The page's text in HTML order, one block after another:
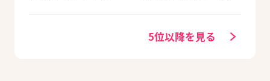
5位以降を見る